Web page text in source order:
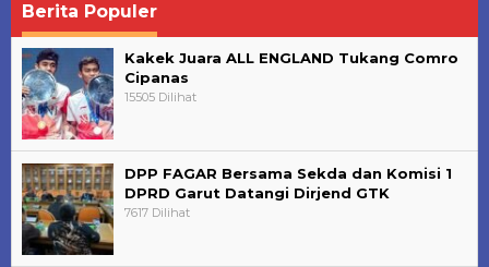
Berita Populer
Kakek Juara ALL ENGLAND Tukang Comro
Cipanas
15505 Dilihat
DPP FAGAR Bersama Sekda dan Komisi 1
DPRD Garut Datangi Dirjend GTK
7617 Dilihat